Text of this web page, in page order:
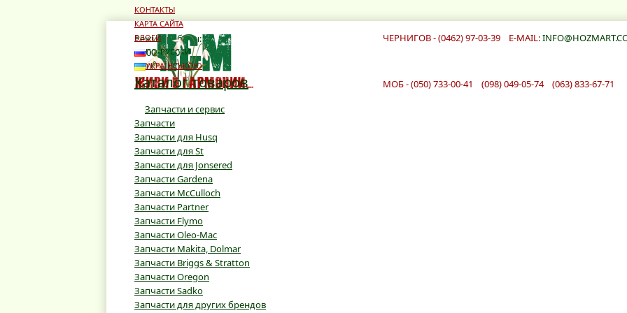
Режим работы:
10:00 - 19:00
10:00 - 16:00
ЧЕРНИГОВ - (0462) 97-03-39 E-MAIL:
Каталог товаров
Запчасти и сервис
Запчасти
Запчасти для Husq
Запчасти для St
Запчасти для Jonsered
Запчасти Gardena
Запчасти McCulloch
Запчасти Partner
Запчасти Flymo
Запчасти Oleo-Mac
Запчасти Makita, Dolmar
Запчасти Briggs & Stratton
Запчасти Oregon
Запчасти Sadko
Запчасти для других брендов
МОБ - (050) 733-00-41 (098) 049-05-74 (063) 833-67-71
КОНТАКТЫ
КАРТА САЙТА
БЛОГИ
ПО-РУССКИ
УКРАЇНСЬКОЮ